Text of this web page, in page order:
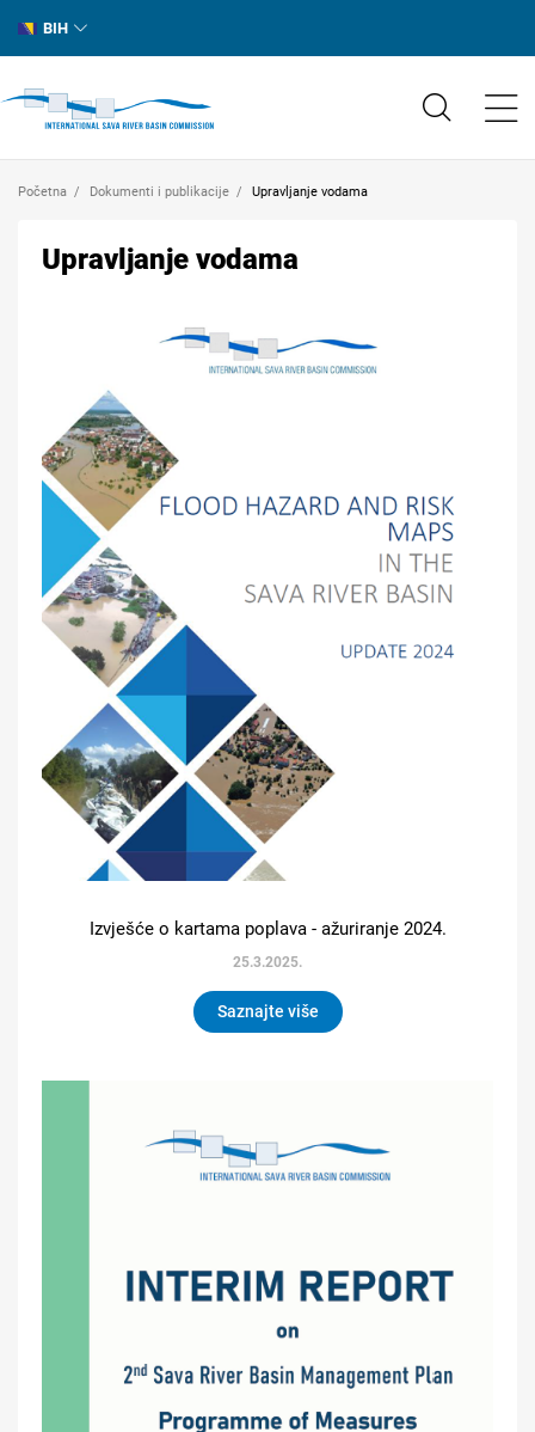
BIH
Početna Dokumenti i publikacije Upravljanje vodama
Upravljanje vodama
Izvješće o kartama poplava - ažuriranje 2024.
25.3.2025.
Saznajte više